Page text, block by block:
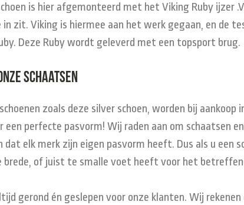
is hier afgemonteerd met het Viking Ruby
in zit. Viking is hiermee aan het werk gegaan, en
Deze Ruby wordt geleverd met een topsport brug.
schaatsen
zoals deze silver schoen, worden bij
een perfecte pasvorm! Wij raden aan om schaatsen
dat elk merk zijn eigen pasvorm heeft. Dus als u
brede, of juist te smalle voet heeft voor het
gerond én geslepen voor onze klanten. Wij